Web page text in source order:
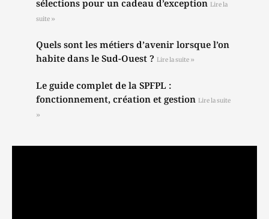
sélections pour un cadeau d’exception Lire la
suite »
Quels sont les métiers d’avenir lorsque l’on
habite dans le Sud-Ouest ? Lire la suite »
Le guide complet de la SPFPL :
fonctionnement, création et gestion Lire la suite
»